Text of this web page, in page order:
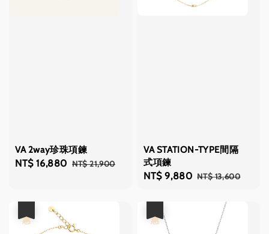
VA 2way珍珠項鍊
Sale
NT$ 16,880 Regular
NT$ 21,900
VA STATION-TYPE間隔
式項鍊
Sale
NT$ 9,880 Regular
NT$ 13,600